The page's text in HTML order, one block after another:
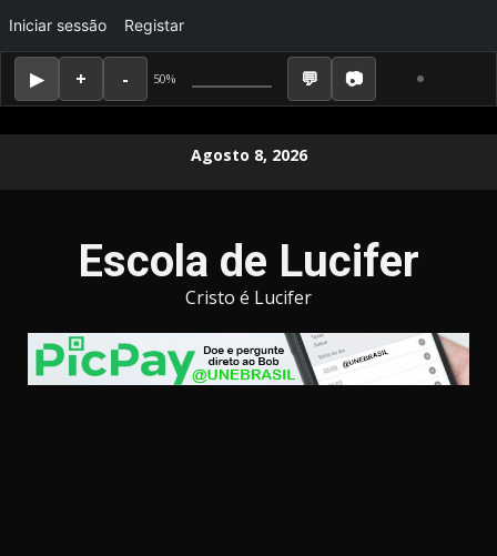
50%
Iniciar sessão Registar
Agosto 8, 2026
Escola de Lucifer
Cristo é Lucifer